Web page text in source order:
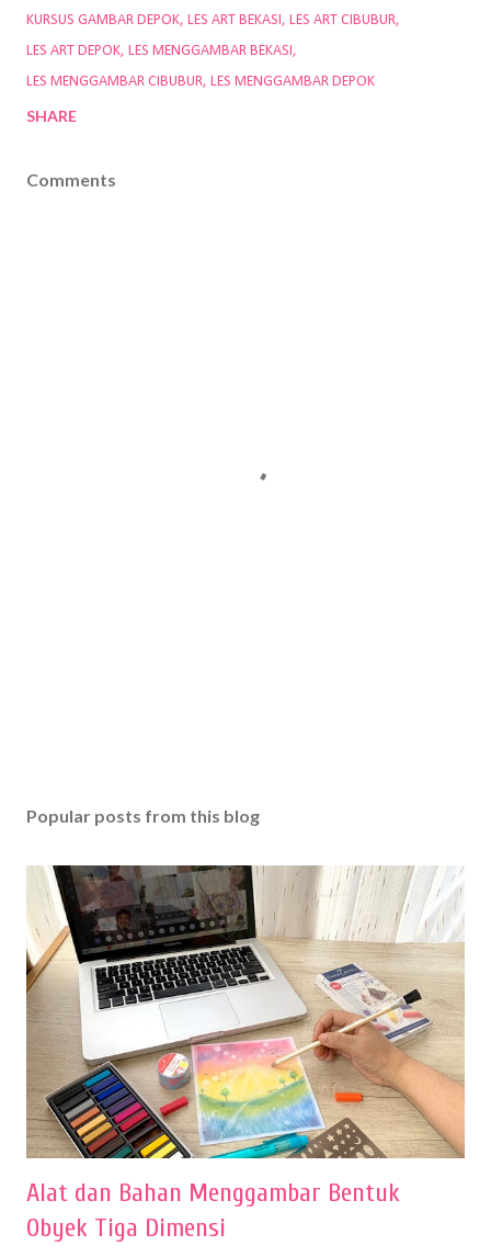
KURSUS GAMBAR DEPOK LES ART BEKASI
LES ART CIBUBUR
LES ART DEPOK LES MENGGAMBAR BEKASI
LES MENGGAMBAR CIBUBUR LES MENGGAMBAR DEPOK
SHARE
Comments
Popular posts from this blog
Alat dan Bahan Menggambar Bentuk
Obyek Tiga Dimensi